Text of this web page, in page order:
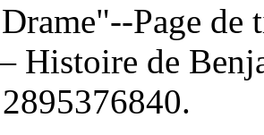
Page de
Histoire de
2895376840.